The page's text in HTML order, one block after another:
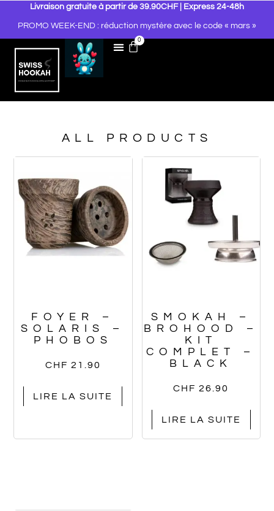
Livraison gratuite à partir de 39.90CHF | Express 24-48h
PROMO WEEK-END : réduction mystère avec le code « mars »
0
ALL PRODUCTS
FOYER –
SOLARIS –
PHOBOS
CHF 21.90
LIRE LA SUITE
SMOKAH –
BROHOOD –
KIT
COMPLET –
BLACK
CHF 26.90
LIRE LA SUITE